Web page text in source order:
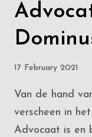
17 February 2021
Van de hand
verscheen in
Advocaat is en